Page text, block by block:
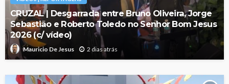
CRUZAL | Desgarrada entre Bruno Oliveira, Jorge
Sebastião e Roberto Toledo no Senhor Bom Jesus
2026 (c/ vídeo)
Mauricio De Jesus 2 dias atrás